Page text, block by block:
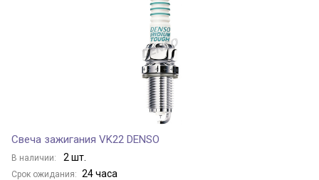
Свеча зажигания VK22 DENSO
В наличии: 2 шт.
Срок ожидания: 24 часа